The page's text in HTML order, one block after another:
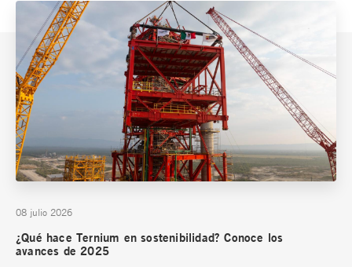
08 julio 2026
¿Qué hace Ternium en sostenibilidad? Conoce los
avances de 2025